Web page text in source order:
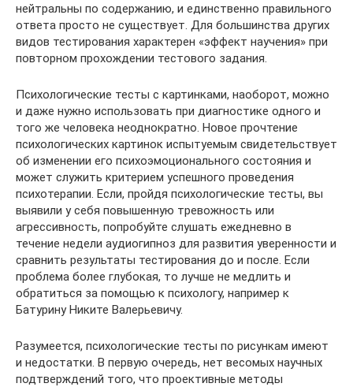
нейтральны по содержанию, и единственно правильного
ответа просто не существует. Для большинства других
видов тестирования характерен «эффект научения» при
повторном прохождении тестового задания.
Психологические тесты с картинками, наоборот, можно
и даже нужно использовать при диагностике одного и
того же человека неоднократно. Новое прочтение
психологических картинок испытуемым свидетельствует
об изменении его психоэмоционального состояния и
может служить критерием успешного проведения
психотерапии. Если, пройдя психологические тесты, вы
выявили у себя повышенную тревожность или
агрессивность, попробуйте слушать ежедневно в
течение недели аудиогипноз для развития уверенности и
сравнить результаты тестирования до и после. Если
проблема более глубокая, то лучше не медлить и
обратиться за помощью к психологу, например к
Батурину Никите Валерьевичу.
Разумеется, психологические тесты по рисункам имеют
и недостатки. В первую очередь, нет весомых научных
подтверждений того, что проективные методы